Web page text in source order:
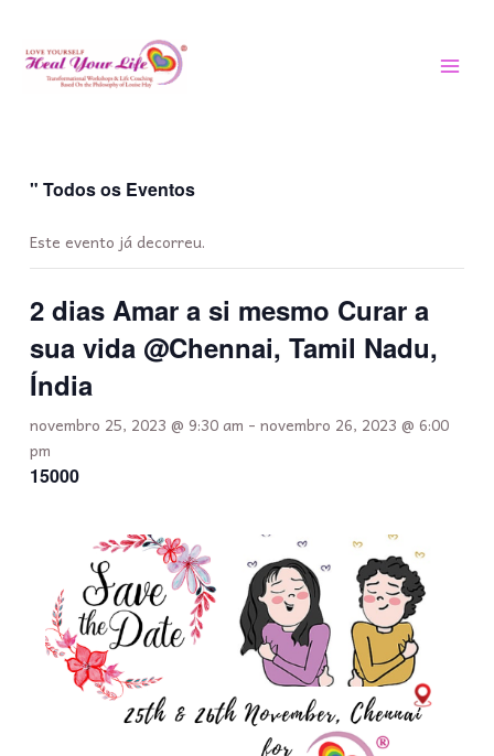
conteúdo
" Todos os Eventos
Este evento já decorreu.
2 dias Amar a si mesmo Curar a
sua vida @Chennai, Tamil Nadu,
Índia
novembro 25, 2023 @ 9:30 am -novembro 26, 2023 @ 6:00
pm
15000